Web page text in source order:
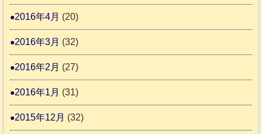
2016年4月 (20)
2016年3月 (32)
2016年2月 (27)
2016年1月 (31)
2015年12月 (32)